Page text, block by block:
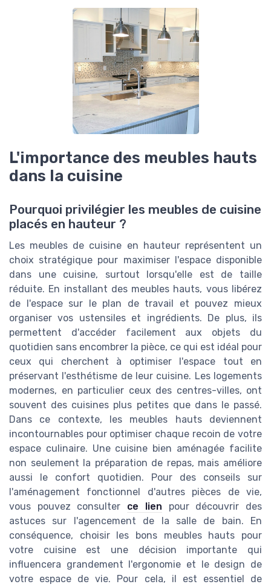
L'importance des meubles hauts
dans la cuisine
Pourquoi privilégier les meubles de cuisine
placés en hauteur ?
Les meubles de cuisine en hauteur représentent un
choix stratégique pour maximiser l'espace disponible
dans une cuisine, surtout lorsqu'elle est de taille
réduite. En installant des meubles hauts, vous libérez
de l'espace sur le plan de travail et pouvez mieux
organiser vos ustensiles et ingrédients. De plus, ils
permettent d'accéder facilement aux objets du
quotidien sans encombrer la pièce, ce qui est idéal pour
ceux qui cherchent à optimiser l'espace tout en
préservant l'esthétisme de leur cuisine. Les logements
modernes, en particulier ceux des centres-villes, ont
souvent des cuisines plus petites que dans le passé.
Dans ce contexte, les meubles hauts deviennent
incontournables pour optimiser chaque recoin de votre
espace culinaire. Une cuisine bien aménagée facilite
non seulement la préparation de repas, mais améliore
aussi le confort quotidien. Pour des conseils sur
l'aménagement fonctionnel d'autres pièces de vie,
vous pouvez consulter ce lien pour découvrir des
astuces sur l'agencement de la salle de bain. En
conséquence, choisir les bons meubles hauts pour
votre cuisine est une décision importante qui
influencera grandement l'ergonomie et le design de
votre espace de vie. Pour cela, il est essentiel de